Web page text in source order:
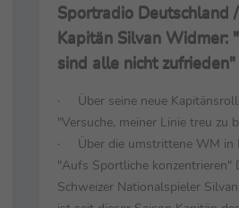
Sportradio Deutschland
Kapitän Silvan Widmer:
sind alle nicht zufrieden"
· Über seine neue
"Versuche, meiner Linie treu zu
· Über die umstrittene WM in
"Aufs Sportliche konzentrieren"
Schweizer Nationalspieler